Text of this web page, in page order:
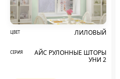
ЦВЕТ ЛИЛОВЫЙ
СЕРИЯ
АЙС РУЛОННЫЕ ШТОРЫ
УНИ 2